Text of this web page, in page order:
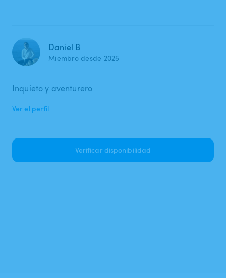
Daniel B
Miembro desde 2025
Inquieto y aventurero
Ver el perfil
Verificar disponibilidad